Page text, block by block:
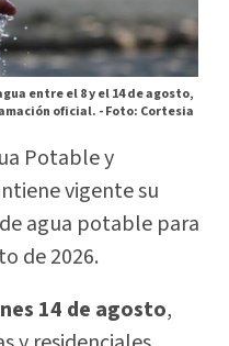
entre el 8 y el 14 de agosto,
oficial. -Foto: Cortesia
Potable y
vigente su
agua potable para
de 2026.
14 de agosto,